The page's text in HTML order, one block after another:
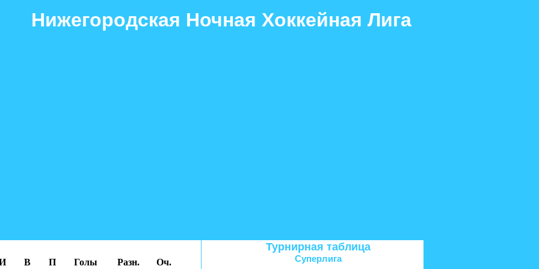
Нижегородская Ночная Хоккейная Лига
В П Голы Разн. Оч.
Турнирная таблица
Суперлига